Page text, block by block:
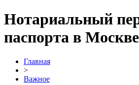
Нотариальный
паспорта в Москве
Главная
>
Важное